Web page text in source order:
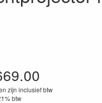
zijn inclusief btw
btw